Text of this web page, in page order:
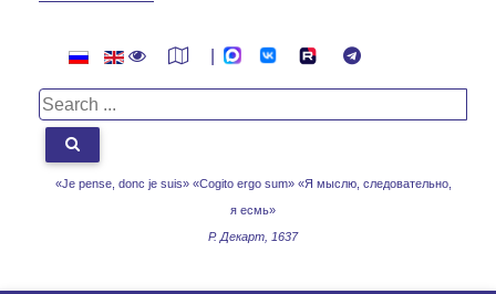
«Je pense, donc je suis» «Cogito ergo sum» «Я мыслю, следовательно,
я есмь»
Р. Декарт, 1637